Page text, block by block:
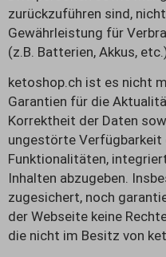
zurückzuführen sind,
Gewährleistung für
(z.B. Batterien, Akkus,
ketoshop.ch ist es nicht
Garantien für die
Korrektheit der Daten
ungestörte Verfügbarkeit
Funktionalitäten,
Inhalten abzugeben.
zugesichert, noch
der Webseite keine
die nicht im Besitz von